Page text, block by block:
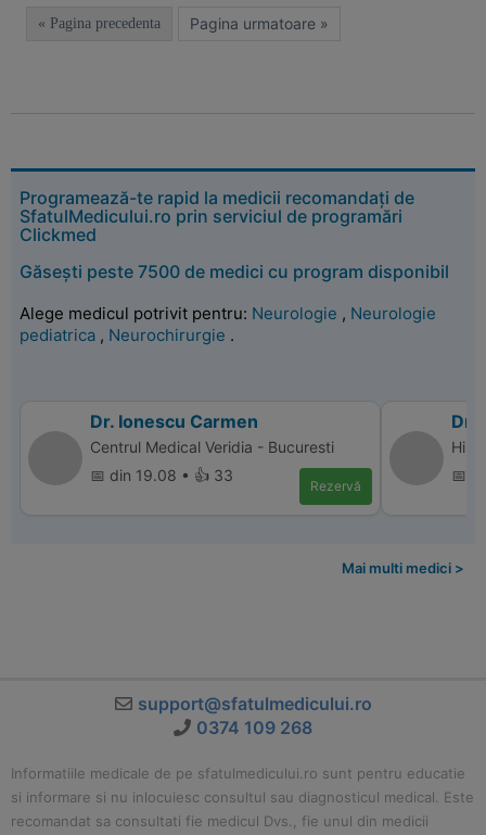
« Pagina precedenta Pagina urmatoare »
Programează-te rapid la medicii recomandați de
SfatulMedicului.ro prin serviciul de programări
Clickmed
Găsești peste 7500 de medici cu program disponibil
Alege medicul potrivit pentru: Neurologie , Neurologie
pediatrica , Neurochirurgie .
Dr. Ionescu Carmen
Centrul Medical Veridia - Bucuresti
📅 din 19.08 • 👍 33
Rezervă
Dr.
📅
Mai multi medici >
support@sfatulmedicului.ro
0374 109 268
Informatiile medicale de pe sfatulmedicului.ro sunt pentru educatie
si informare si nu inlocuiesc consultul sau diagnosticul medical. Este
recomandat sa consultati fie medicul Dvs., fie unul din medicii